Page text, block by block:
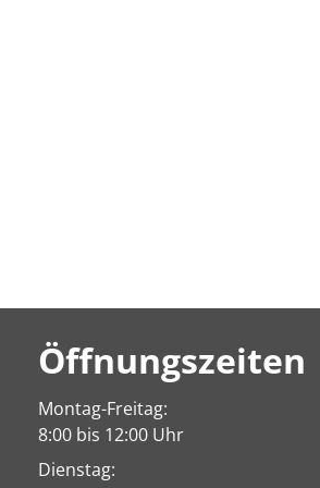
Öffnungszeiten
Montag-Freitag:
8:00 bis 12:00 Uhr
Dienstag: